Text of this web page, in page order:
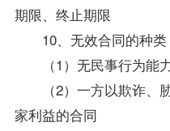
期限、终止期限
10、无效合同的种类
（1）无民事行为能力
（2）一方以欺诈、
家利益的合同